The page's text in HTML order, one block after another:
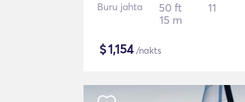
Buru jahta
50 ft
15 m
11
$1,154/nakts